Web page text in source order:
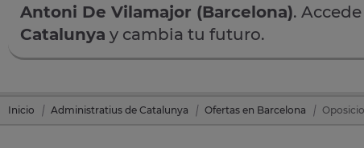
Antoni De Vilamajor (Barcelona).
Catalunya y cambia tu futuro.
Inicio Administratius de Catalunya Ofertas en Barcelona